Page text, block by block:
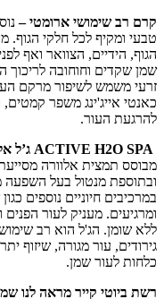
קרם רב שימושי ארומטי –
טבעי ומקיף לכל חלקי הגוף.
הגוף, הידיים, הצוואר ואף
שמן שקדים וחוחובה
כאנטי אייג'ינג משפר קמטים,
להרגעת העור.
מבוסס תמצית אלוורה
ובתוספת מנטול בעל
במרכיבים חיוניים נוספים
ומרגיעים. מעניק לעור
ללא שומן. הג'ל הוא רב
גירודים, עור מגורה, שיזוף
כלחות לעור שמן.
רשת ביוטי קייר מראה לנו